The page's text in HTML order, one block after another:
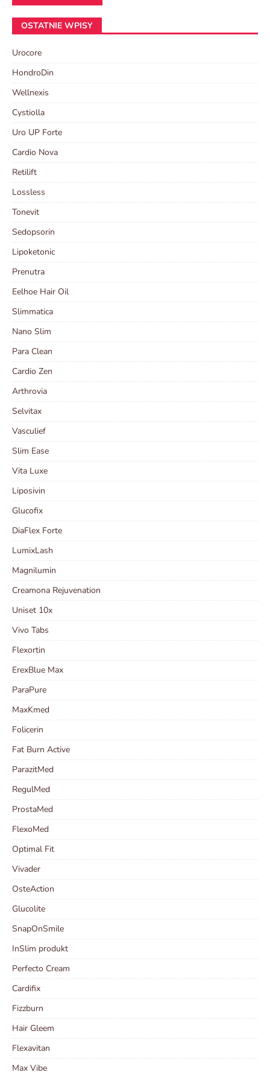
OSTATNIE WPISY
Urocore
HondroDin
Wellnexis
Cystiolla
Uro UP Forte
Cardio Nova
Retilift
Lossless
Tonevit
Sedopsorin
Lipoketonic
Prenutra
Eelhoe Hair Oil
Slimmatica
Nano Slim
Para Clean
Cardio Zen
Arthrovia
Selvitax
Vasculief
Slim Ease
Vita Luxe
Liposivin
Glucofix
DiaFlex Forte
LumixLash
Magnilumin
Creamona Rejuvenation
Uniset 10x
Vivo Tabs
Flexortin
ErexBlue Max
ParaPure
MaxKmed
Folicerin
Fat Burn Active
ParazitMed
RegulMed
ProstaMed
FlexoMed
Optimal Fit
Vivader
OsteAction
Glucolite
SnapOnSmile
InSlim produkt
Perfecto Cream
Cardifix
Fizzburn
Hair Gleem
Flexavitan
Max Vibe